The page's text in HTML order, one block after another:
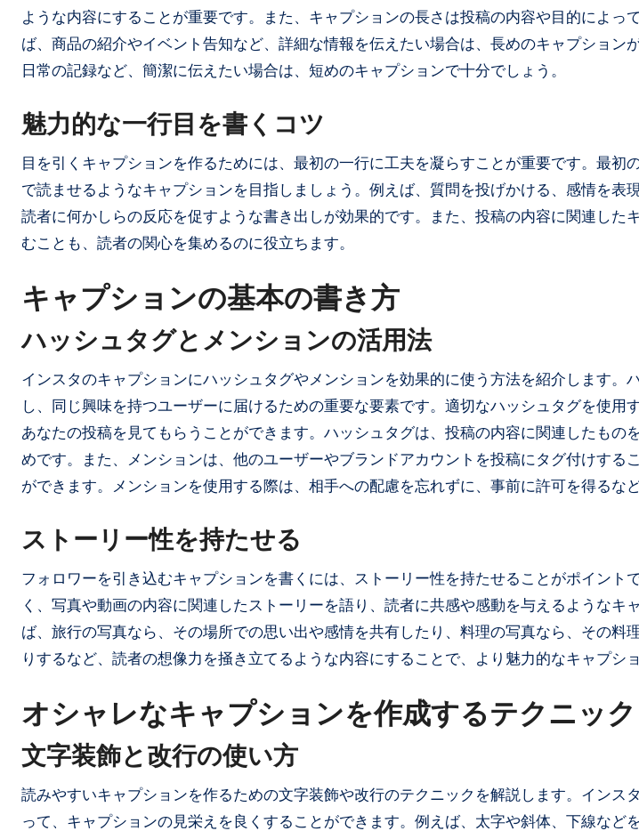
ような内容にすることが重要です。また、キャプションの長さは投稿の内容や目的によっ
ば、商品の紹介やイベント告知など、詳細な情報を伝えたい場合は、長めのキャプション
日常の記録など、簡潔に伝えたい場合は、短めのキャプションで十分でしょう。
魅力的な一行目を書くコツ
目を引くキャプションを作るためには、最初の一行に工夫を凝らすことが重要です。最初
で読ませるようなキャプションを目指しましょう。例えば、質問を投げかける、感情を表
読者に何かしらの反応を促すような書き出しが効果的です。また、投稿の内容に関連した
むことも、読者の関心を集めるのに役立ちます。
キャプションの基本の書き方
ハッシュタグとメンションの活用法
インスタのキャプションにハッシュタグやメンションを効果的に使う方法を紹介します。
し、同じ興味を持つユーザーに届けるための重要な要素です。適切なハッシュタグを使用
あなたの投稿を見てもらうことができます。ハッシュタグは、投稿の内容に関連したもの
めです。また、メンションは、他のユーザーやブランドアカウントを投稿にタグ付けする
ができます。メンションを使用する際は、相手への配慮を忘れずに、事前に許可を得るな
ストーリー性を持たせる
フォロワーを引き込むキャプションを書くには、ストーリー性を持たせることがポイント
く、写真や動画の内容に関連したストーリーを語り、読者に共感や感動を与えるようなキ
ば、旅行の写真なら、その場所での思い出や感情を共有したり、料理の写真なら、その料
りするなど、読者の想像力を掻き立てるような内容にすることで、より魅力的なキャプシ
オシャレなキャプションを作成するテクニック
文字装飾と改行の使い方
読みやすいキャプションを作るための文字装飾や改行のテクニックを解説します。インス
って、キャプションの見栄えを良くすることができます。例えば、太字や斜体、下線など